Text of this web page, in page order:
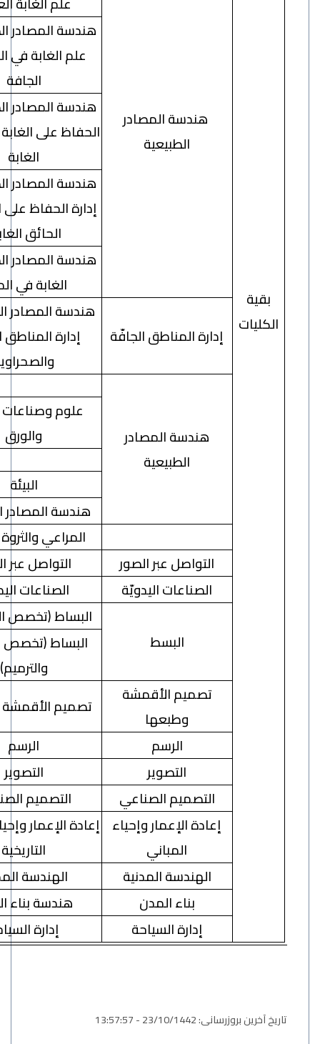
هندسة المصادر
هندسة المصادر الطبيعية –
علم الغابة في المناطق
هندسة المصادر الطبيعية –
الحفاظ على الغابة وعلم بيئة
هندسة المصادر الطبيعية –
إدارة الحفاظ على الغابة في
الحائق الغابية
هندسة المصادر الطبيعية –
الغابة في المدن
إدارة المناطق الجافّة
هندسة المصادر الطبيعية –
إدارة المناطق الجافة
والصحراوية
هندسة المصادر
علوم وصناعات الخشب
هندسة المصادر الطبيعية
المراعي والثروة المائيّة
التواصل عبر الصور
التواصل عبر الصور
الصناعات اليدويّة
الصناعات اليدويّة
البساط (تخصص التصميم)
البساط (تخصص الحياكة
تصميم الأقمشة
تصميم الأقمشة وطبعها
التصميم الصناعي
التصميم الصناعي
إعادة الإعمار وإحياء إعادة الإعمار وإحياء المباني
الهندسة المدنية
الهندسة المدنية
هندسة بناء المدن
إدارة السياحة
إدارة السياحة
23/10/1442 - 13:57:57